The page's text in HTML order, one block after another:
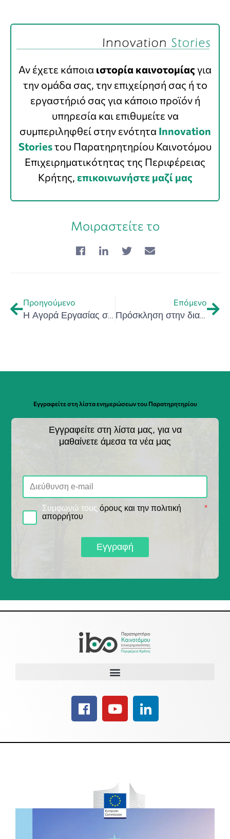
Αν έχετε κάποια ιστορία καινοτομίας για
την ομάδα σας, την επιχείρησή σας ή το
εργαστήριό σας για κάποιο προϊόν ή
υπηρεσία και επιθυμείτε να
συμπεριληφθεί στην ενότητα Innovation
Storiesτου Παρατηρητηρίου Καινοτόμου
Επιχειρηματικότητας της Περιφέρειας
Κρήτης, επικοινωνήστε μαζί μας
Μοιραστείτε το
Προηγούμενο
Η Αγορά Εργασίας στην Κρήτη το 2021 – Tα ευρήματα της Έρευνας του 2021 του Περιφερειακού Μηχανισμού Παρακολούθησης της Αγοράς Εργασίας της Κρήτης
Επόμενο
Πρόσκληση στην διαδικτυακή Ημερίδα με θέμα «Οικονομικές Επιπτώσεις από την Πανδημία COVID-19 στην Κρήτη»
Εγγραφείτε στη λίστα ενημερώσεων του Παρατηρητηρίου
Εγγραφείτε στη λίστα μας, για να
μαθαίνετε άμεσα τα νέα μας
Συμφωνώ τους όρους και την πολιτική
απορρήτου
*
Εγγραφή